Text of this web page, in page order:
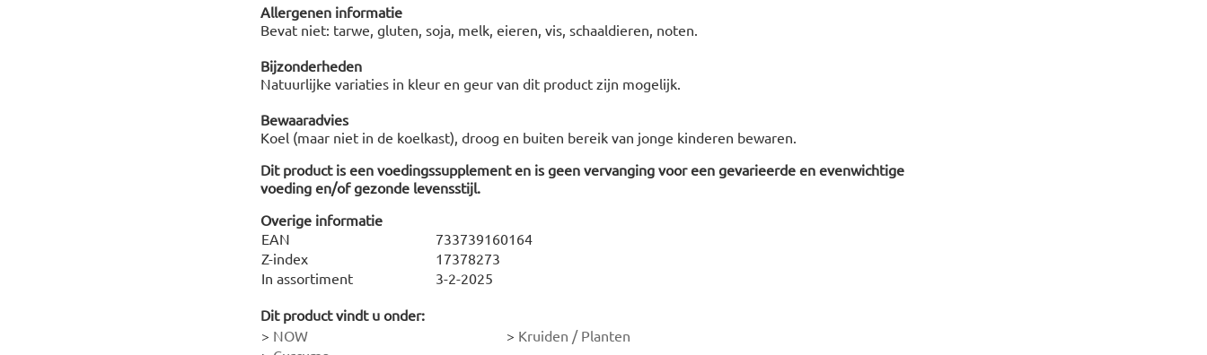
Allergenen informatie
Bevat niet: tarwe, gluten, soja, melk, eieren, vis, schaaldieren, noten.
Bijzonderheden
Natuurlijke variaties in kleur en geur van dit product zijn mogelijk.
Bewaaradvies
Koel (maar niet in de koelkast), droog en buiten bereik van jonge kinderen bewaren.
Dit product is een voedingssupplement en is geen vervanging voor een gevarieerde en evenwichtige
voeding en/of gezonde levensstijl.
Overige informatie
EAN
733739160164
Z-index
17378273
In assortiment
3-2-2025
Dit product vindt u onder:
> NOW > Kruiden / Planten